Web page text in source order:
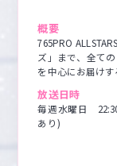
概要
765PRO
ズ」まで、全て
を中心にお届けす
放送日時
毎週水曜日　
あり)